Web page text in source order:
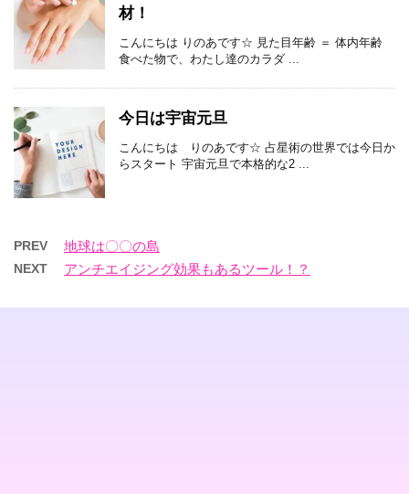
材！
こんにちは りのあです☆ 見た目年齢 ＝ 体内年齢
食べた物で、わたし達のカラダ ...
今日は宇宙元旦
こんにちは りのあです☆ 占星術の世界では今日か
らスタート 宇宙元旦で本格的な2 ...
PREV 地球は〇〇の島
NEXT アンチエイジング効果もあるツール！？